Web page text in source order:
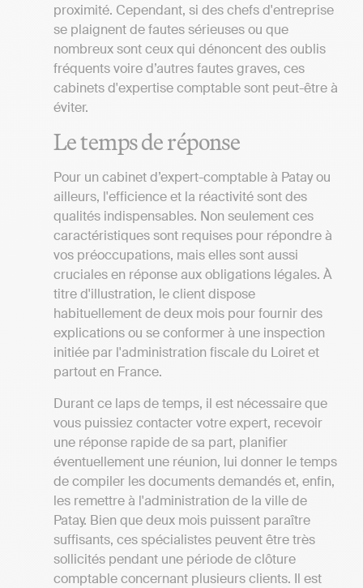
proximité. Cependant, si des chefs d'entreprise
se plaignent de fautes sérieuses ou que
nombreux sont ceux qui dénoncent des oublis
fréquents voire d’autres fautes graves, ces
cabinets d'expertise comptable sont peut-être à
éviter.
Le temps de réponse
Pour un cabinet d’expert-comptable à Patay ou
ailleurs, l'efficience et la réactivité sont des
qualités indispensables. Non seulement ces
caractéristiques sont requises pour répondre à
vos préoccupations, mais elles sont aussi
cruciales en réponse aux obligations légales. À
titre d'illustration, le client dispose
habituellement de deux mois pour fournir des
explications ou se conformer à une inspection
initiée par l'administration fiscale du Loiret et
partout en France.
Durant ce laps de temps, il est nécessaire que
vous puissiez contacter votre expert, recevoir
une réponse rapide de sa part, planifier
éventuellement une réunion, lui donner le temps
de compiler les documents demandés et, enfin,
les remettre à l'administration de la ville de
Patay. Bien que deux mois puissent paraître
suffisants, ces spécialistes peuvent être très
sollicités pendant une période de clôture
comptable concernant plusieurs clients. Il est